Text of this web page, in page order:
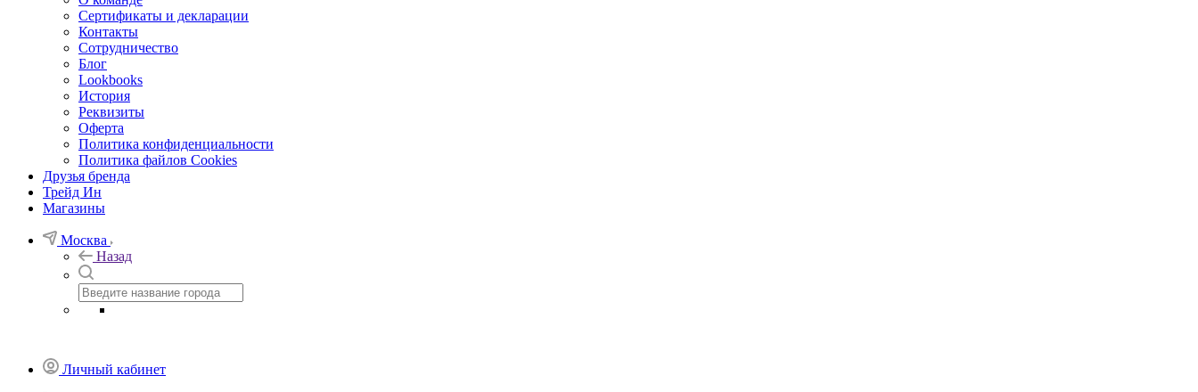
Сертификаты и декларации
Контакты
Сотрудничество
Блог
Lookbooks
История
Реквизиты
Оферта
Политика конфиденциальности
Политика файлов Cookies
Друзья бренда
Трейд Ин
Магазины
Москва
Назад
Личный кабинет